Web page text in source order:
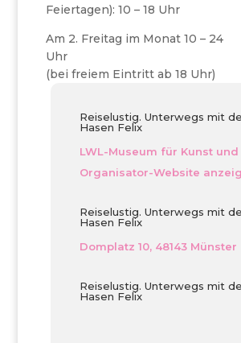
Feiertagen): 10 – 18 Uhr
Am 2. Freitag im Monat 10 – 24
Uhr
(bei freiem Eintritt ab 18 Uhr)
Reiselustig. Unterwegs mit
Hasen Felix
LWL-Museum für Kunst und
Organisator-Website
Reiselustig. Unterwegs mit
Hasen Felix
Domplatz 10, 48143 Münster
Reiselustig. Unterwegs mit
Hasen Felix